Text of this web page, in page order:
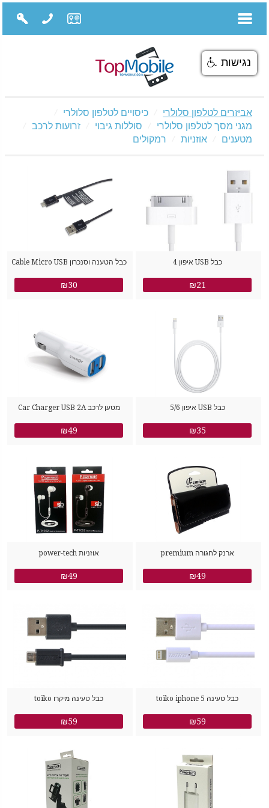
אביזרים לטלפון סלולרי
כיסויים לטלפון סלולרי
מגני מסך לטלפון סלולרי
סוללות גיבוי
זרועות לרכב
מטענים
אוזניות רמקולים
כבל USB איפון 4
₪21
כבל הטענה וסנכרון Cable Micro USB
₪30
כבל USB איפון 5/6
₪35
מטען לרכב Car Charger USB 2A
₪49
ארנק לחגורה premium
₪49
אוזניות power-tech
₪49
כבל טעינה toiko iphone 5
₪59
כבל טעינה מיקרו toiko
₪59
נגישות